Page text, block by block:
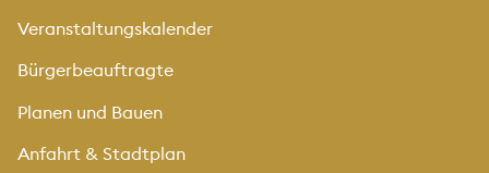
Veranstaltungskalender
Bürgerbeauftragte
Planen und Bauen
Anfahrt & Stadtplan